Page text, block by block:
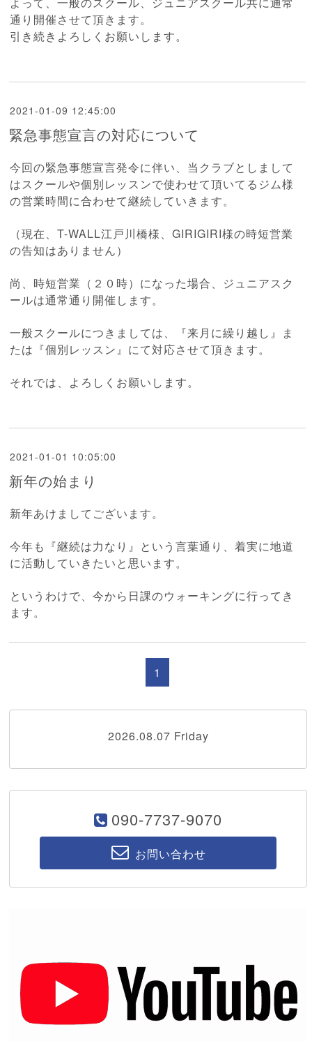
通り 開催させて頂きます。
引き続きよろしくお願いします。
2021-01-09 12:45:00
緊急事態宣言の対応について
今回の緊急事態宣言発令に伴い、当クラブとしまして
はスクールや個別レッスンで使わせて頂いてるジム様
の営業時間に合わせて継続していきます。
（現在、T-WALL江戸川橋様、GIRIGIRI様の時短営業
の告知はありません）
尚、時短営業（２０時）になった場合、ジュニアスク
ールは通常通り開催します。
一般スクールにつきましては、『来月に繰り越し』ま
たは『個別レッスン』にて対応させて頂きます。
それでは、よろしくお願いします。
2021-01-01 10:05:00
新年の始まり
新年あけましてございます。
今年も『継続は力なり』という言葉通り、着実に地道
に活動していきたいと思います。
というわけで、今から日課のウォーキングに行ってき
ます。
1
2026.08.07 Friday
090-7737-9070
お問い合わせ